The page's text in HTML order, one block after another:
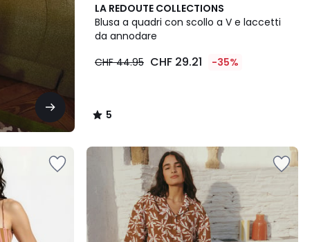
LA REDOUTE COLLECTIONS
Blusa a quadri con scollo a V e laccetti
da annodare
CHF 44.95 CHF 29.21 -35%
5
/
5
5
/